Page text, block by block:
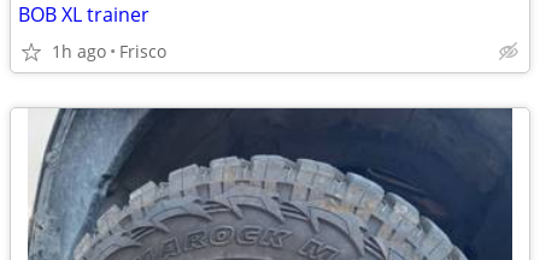
BOB XL trainer
1h ago Frisco